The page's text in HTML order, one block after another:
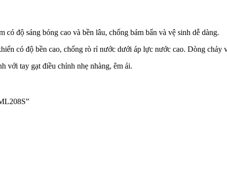
độ sáng bóng cao và bền lâu, chống bám bẩn và vệ sinh dễ dàng.
có độ bền cao, chống rò rỉ nước dưới áp lực nước cao. Dòng chảy
với tay gạt điều chỉnh nhẹ nhàng, êm ái.